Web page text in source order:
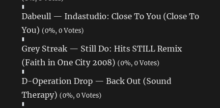
Dabeull — Indastudio: Close To You (Close To
You) (0%, 0 Votes)
Grey Streak — Still Do: Hits STILL Remix
(Faith in One City 2008) (0%, 0 Votes)
D-Operation Drop — Back Out (Sound
Therapy) (0%, 0 Votes)